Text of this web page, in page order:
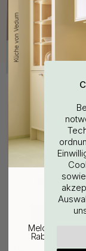
WOULD
EU
Melde dich
Rabatt auf
plus